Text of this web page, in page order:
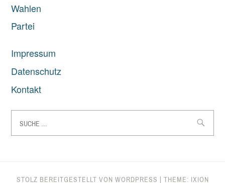
Wahlen
Partei
Impressum
Datenschutz
Kontakt
nach:
STOLZ BEREITGESTELLT VON WORDPRESS THEME: IXION